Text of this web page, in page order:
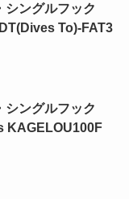
シングルフック
To)-FAT3
シングルフック
KAGELOU100F